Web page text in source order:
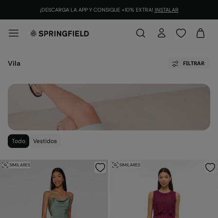
¡DESCARGA LA APP Y CONSIGUE +10% EXTRA! INSTALAR
Vila FILTRAR
Todo Vestidos
SIMILARES SIMILARES